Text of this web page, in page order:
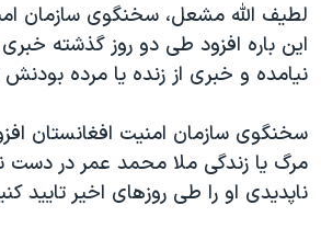
دادگاه حمید نوری
چهل سال گروگان‌گیری
اعتراضات مردمی آبان ۹۸
اسرائیل در جنگ
لطیف الله مشعل، سخنگوی سازمان
این باره افزود طی دو روز گذشته
نیامده و خبری از زنده یا مرده
سخنگوی سازمان امنیت افغانستان
مرگ یا زندگی ملا محمد عمر در دست
ناپدیدی او را طی روزهای اخیر تایید